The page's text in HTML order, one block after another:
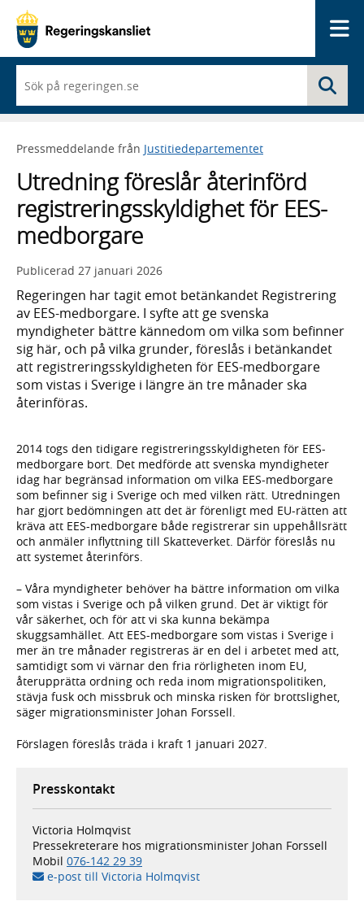
du
börjar
skriva
framträder
lista
med
sökförslag
Pressmeddelande från Justitiedepartementet
Utredning föreslår återinförd
registreringsskyldighet för EES-
medborgare
Publicerad 27 januari 2026
Regeringen har tagit emot betänkandet Registrering
av EES-medborgare. I syfte att ge svenska
myndigheter bättre kännedom om vilka som befinner
sig här, och på vilka grunder, föreslås i betänkandet
att registreringsskyldigheten för EES-medborgare
som vistas i Sverige i längre än tre månader ska
återinföras.
2014 togs den tidigare registreringsskyldigheten för EES-
medborgare bort. Det medförde att svenska myndigheter
idag har begränsad information om vilka EES-medborgare
som befinner sig i Sverige och med vilken rätt. Utredningen
har gjort bedömningen att det är förenligt med EU-rätten att
kräva att EES-medborgare både registrerar sin uppehållsrätt
och anmäler inflyttning till Skatteverket. Därför föreslås nu
att systemet återinförs.
– Våra myndigheter behöver ha bättre information om vilka
som vistas i Sverige och på vilken grund. Det är viktigt för
vår säkerhet, och för att vi ska kunna bekämpa
skuggsamhället. Att EES-medborgare som vistas i Sverige i
mer än tre månader registreras är en del i arbetet med att,
samtidigt som vi värnar den fria rörligheten inom EU,
återupprätta ordning och reda inom migrationspolitiken,
stävja fusk och missbruk och minska risken för brottslighet,
säger migrationsminister Johan Forssell.
Förslagen föreslås träda i kraft 1 januari 2027.
Presskontakt
Victoria Holmqvist
Pressekreterare hos migrationsminister Johan Forssell
Mobil 076-142 29 39
e-post till Victoria Holmqvist